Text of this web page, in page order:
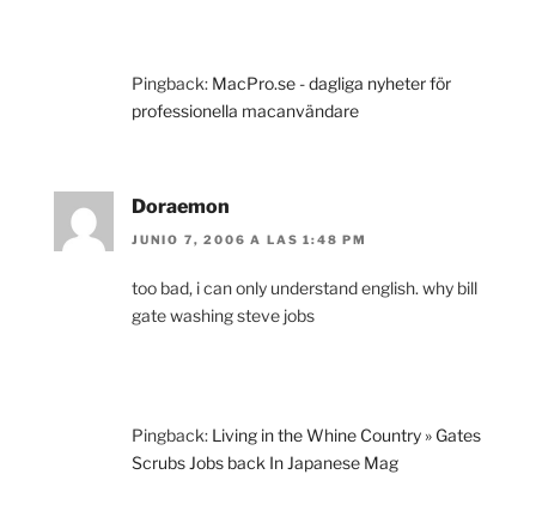
Pingback: MacPro.se - dagliga nyheter för
professionella macanvändare
Doraemon
JUNIO 7, 2006 A LAS 1:48 PM
too bad, i can only understand english. why bill
gate washing steve jobs
Pingback: Living in the Whine Country » Gates
Scrubs Jobs back In Japanese Mag